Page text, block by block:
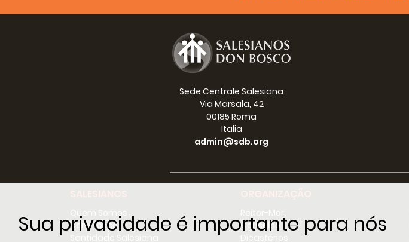
Sua privacidade é importante para nós
Sede Centrale Salesiana
Via Marsala, 42
00185 Roma
Italia
admin@sdb.org
Quem Somos
Dom Bosco
Conselho